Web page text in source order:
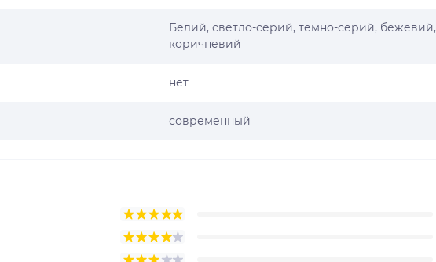
Белий, светло-серий, темно-серий, бежевий,
коричневий
нет
современный